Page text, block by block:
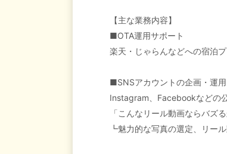
【主な業務内容】
■OTA運用サポート
楽天・じゃらんなどへの宿泊
■SNSアカウントの企画・運
Instagram、Facebookなどの
「こんなリール動画ならバズ
┗魅力的な写真の選定、リー